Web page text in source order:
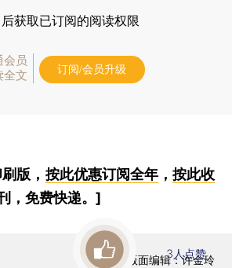
后获取已订阅的阅读权限
会员
全文
订阅/会员升级
版， 按此优惠订阅全年， 按此收
，免费快递。]
版面编辑：许金玲
3人点赞